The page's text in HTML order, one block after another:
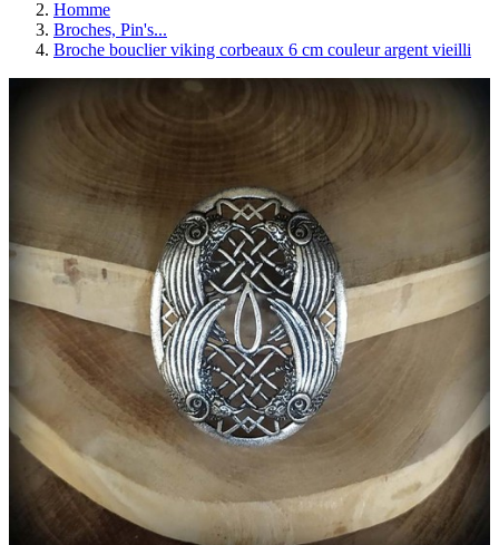
Homme
Broches, Pin's...
Broche bouclier viking corbeaux 6 cm couleur argent vieilli